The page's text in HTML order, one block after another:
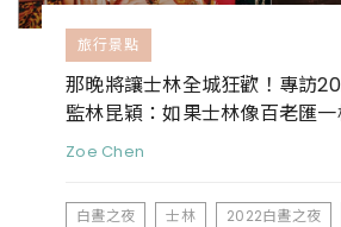
旅行景點
那晚將讓士林全城狂歡！專訪
監林昆穎：如果士林像百老匯
Zoe Chen
白晝之夜 士林 2022白晝之夜